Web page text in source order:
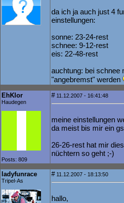
da ich ja auch just 4
einstellungen:
sonne: 23-24-rest
schnee: 9-12-rest
eis: 22-48-rest
auchtung: bei schnee
"angebremst" werden
EhKlor
Haudegen
Posts: 809
#11.12.2007 - 16:41:48
meine einstellungen
da meist bis mir ein
26-26-rest hat mir
nüchtern so geht ;-)
ladyfunrace
Tripel-As
#11.12.2007 - 18:13:50
hallo,